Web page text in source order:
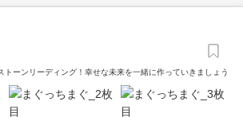
トーンリーディング！幸せな未来を一緒に作っていきましょう